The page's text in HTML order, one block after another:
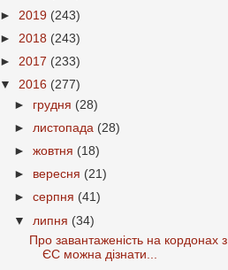
► 2019 (243)
► 2018 (243)
► 2017 (233)
▼ 2016 (277)
► грудня (28)
►листопада (28)
►жовтня (18)
► вересня (21)
►серпня (41)
▼ липня (34)
Про завантаженість на кордонах з
ЄС можна дізнати...